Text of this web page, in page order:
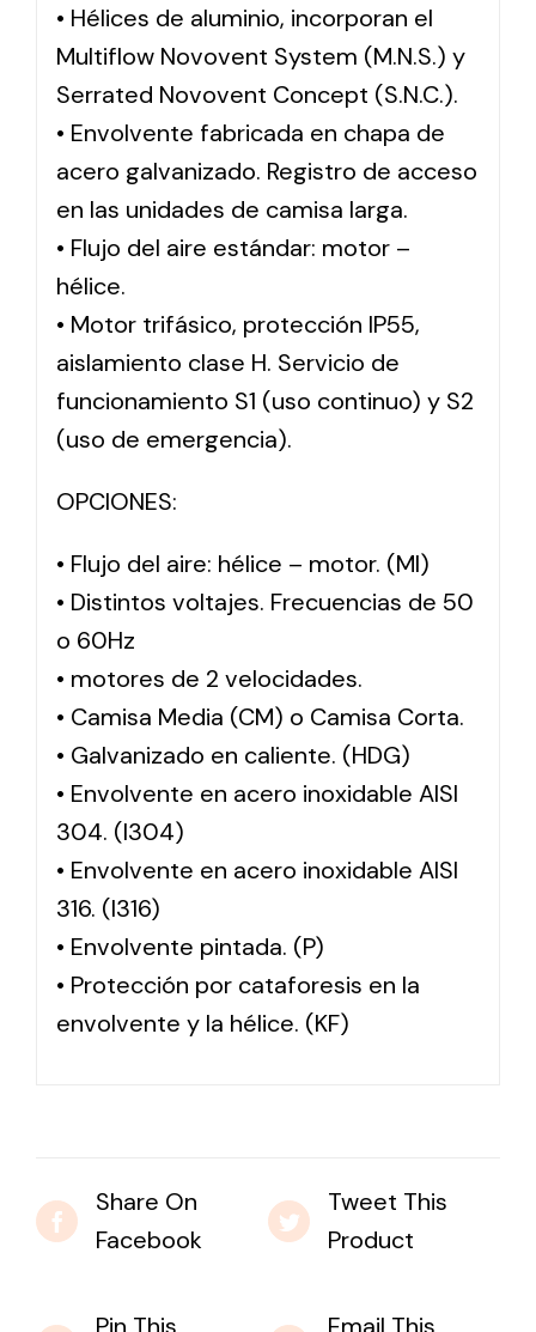
• Hélices de aluminio, incorporan el
Multiflow Novovent System (M.N.S.) y
Serrated Novovent Concept (S.N.C.).
• Envolvente fabricada en chapa de
acero galvanizado. Registro de acceso
en las unidades de camisa larga.
• Flujo del aire estándar: motor –
hélice.
• Motor trifásico, protección IP55,
aislamiento clase H. Servicio de
funcionamiento S1 (uso continuo) y S2
(uso de emergencia).
OPCIONES:
• Flujo del aire: hélice – motor. (MI)
• Distintos voltajes. Frecuencias de 50
o 60Hz
• motores de 2 velocidades.
• Camisa Media (CM) o Camisa Corta.
• Galvanizado en caliente. (HDG)
• Envolvente en acero inoxidable AISI
304. (I304)
• Envolvente en acero inoxidable AISI
316. (I316)
• Envolvente pintada. (P)
• Protección por cataforesis en la
envolvente y la hélice. (KF)
Share On
Facebook
Tweet This
Product